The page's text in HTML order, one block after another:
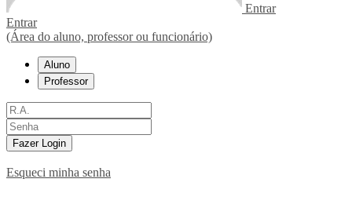
Entrar
Entrar
(Área do aluno, professor ou funcionário)
Aluno
Professor
Fazer Login
Esqueci minha senha